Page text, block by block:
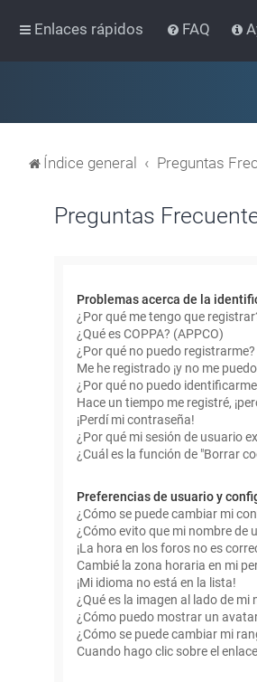
Enlaces rápidos FAQ
Índice general Preguntas
Preguntas
Problemas acerca de la
¿Por qué me tengo que
¿Qué es COPPA? (APPCO)
¿Por qué no puedo registrarme?
Me he registrado ¡y no me
¿Por qué no puedo
Hace un tiempo me registré,
¡Perdí mi contraseña!
¿Por qué mi sesión de usuario
¿Cuál es la función de "Borrar
Preferencias de usuario y
¿Cómo se puede cambiar mi
¿Cómo evito que mi nombre de
¡La hora en los foros no es
Cambié la zona horaria en mi
¡Mi idioma no está en la lista!
¿Qué es la imagen al lado de mi
¿Cómo puedo mostrar un
¿Cómo se puede cambiar mi
Cuando hago clic sobre el